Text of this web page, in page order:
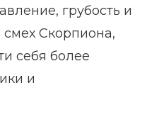
грубость и
смех Скорпиона,
себя более
и